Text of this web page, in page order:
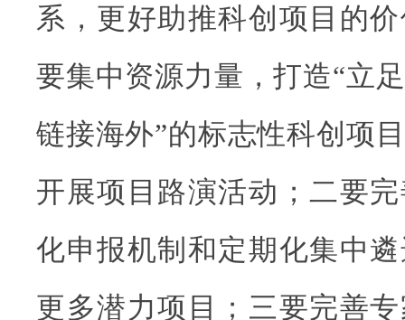
系，更好助推科创项目的
要集中资源力量，打造“立
链接海外”的标志性科创项
开展项目路演活动；二要
化申报机制和定期化集中
更多潜力项目；三要完善